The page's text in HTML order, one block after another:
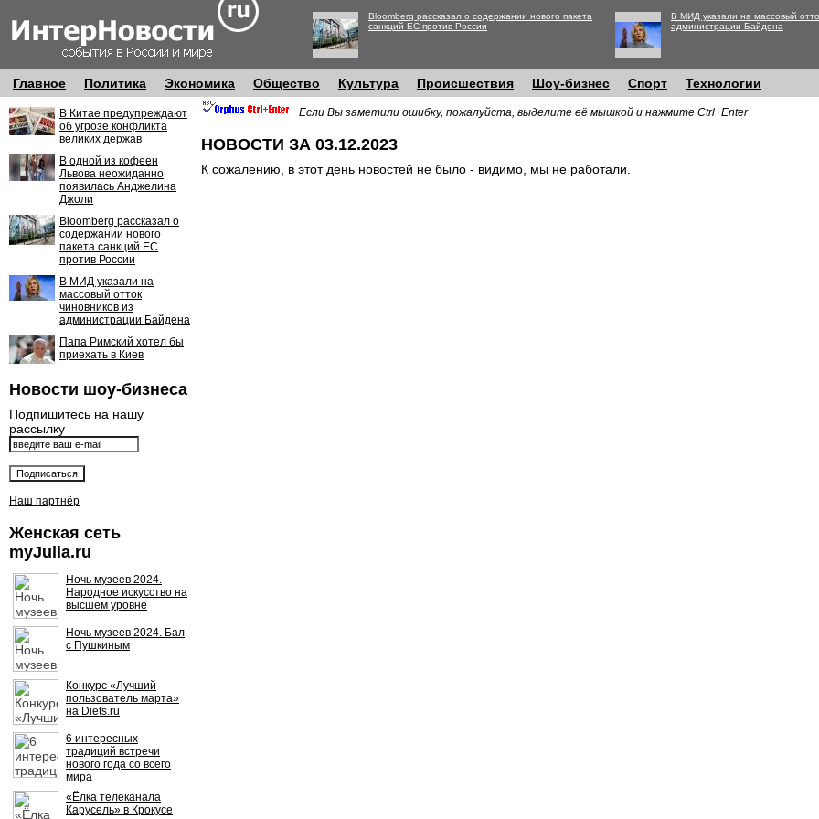
Bloomberg рассказал о содержании нового пакета
санкций ЕС против России
В МИД указали на массовый
администрации Байдена
Главное Политика Экономика Общество Культура Происшествия Шоу-бизнес Спорт Технологии
В Китае предупреждают
об угрозе конфликта
великих держав
В одной из кофеен
Львова неожиданно
появилась Анджелина
Джоли
Bloomberg рассказал о
содержании нового
пакета санкций ЕС
против России
В МИД указали на
массовый отток
чиновников из
администрации Байдена
Папа Римский хотел бы
приехать в Киев
Новости шоу-бизнеса
Подпишитесь на нашу
рассылку
Наш партнёр
Женская сеть
myJulia.ru
Ночь музеев 2024.
Народное искусство на
высшем уровне
Ночь музеев 2024. Бал
с Пушкиным
Конкурс «Лучший
пользователь марта»
на Diets.ru
6 интересных
традиций встречи
нового года со всего
мира
«Ёлка телеканала
Карусель» в Крокусе
Если Вы заметили ошибку, пожалуйста, выделите её мышкой и нажмите Ctrl+Enter
НОВОСТИ ЗА 03.12.2023
К сожалению, в этот день новостей не было - видимо, мы не работали.